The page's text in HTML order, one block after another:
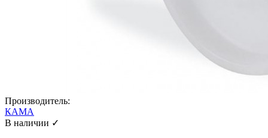
Производитель:
КАМА
В наличии ✓